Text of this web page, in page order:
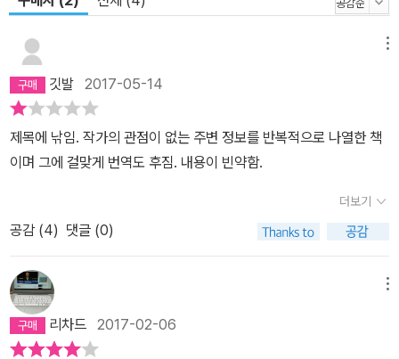
깃발 2017-05-14
제목에 낚임. 작가의 관점이 없는 주변 정보를 반복적으로 나열한 책
이며 그에 걸맞게 번역도 후짐. 내용이 빈약함.
더보기
공감 (4) 댓글 (0)
리차드 2017-02-06